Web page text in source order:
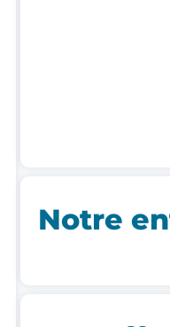
Notre